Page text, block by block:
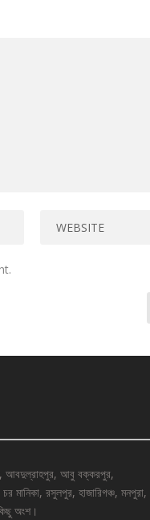
আবদুল্রাহপুর, আবু বক্করপুর,
মানিকা, রসুলপুর, হাজারিগঞ্চ, মনপুরা,
অংশ।